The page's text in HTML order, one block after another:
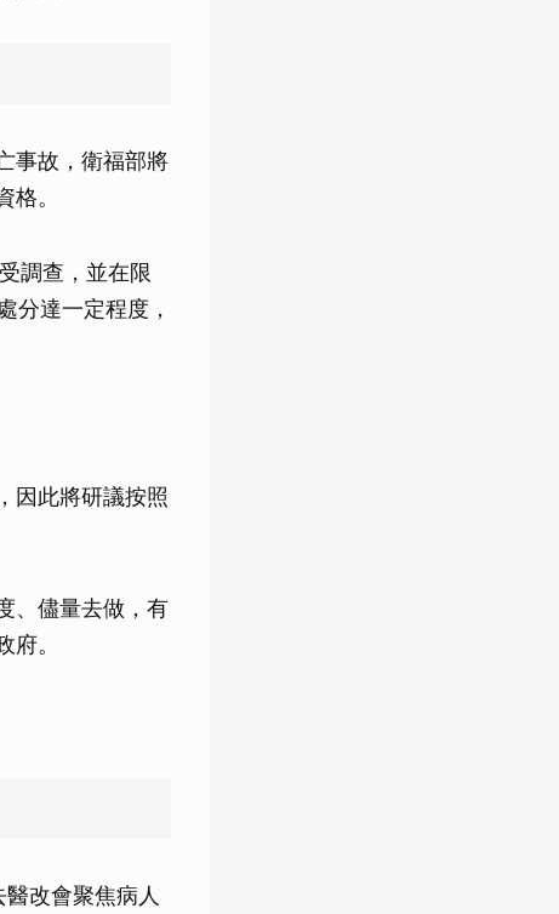
事故，衛福部將
。
調查，並在限
分達一定程度，
因此將研議按照
、儘量去做，有
。
改會聚焦病人